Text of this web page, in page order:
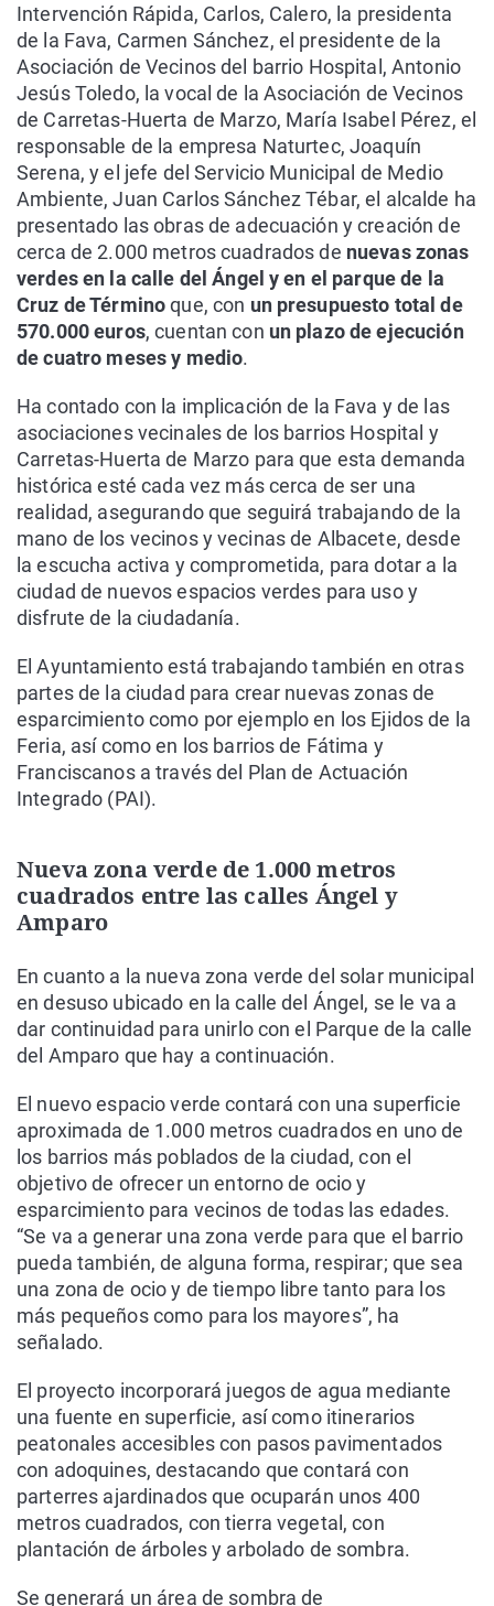
Intervención Rápida, Carlos, Calero, la presidenta
de la Fava, Carmen Sánchez, el presidente de la
Asociación de Vecinos del barrio Hospital, Antonio
Jesús Toledo, la vocal de la Asociación de Vecinos
de Carretas-Huerta de Marzo, María Isabel Pérez, el
responsable de la empresa Naturtec, Joaquín
Serena, y el jefe del Servicio Municipal de Medio
Ambiente, Juan Carlos Sánchez Tébar, el alcalde ha
presentado las obras de adecuación y creación de
cerca de 2.000 metros cuadrados de nuevas zonas
verdes en la calle del Ángel y en el parque de la
Cruz de Términoque, con un presupuesto total de
570.000 euros, cuentan con un plazo de ejecución
de cuatro meses y medio.
Ha contado con la implicación de la Fava y de las
asociaciones vecinales de los barrios Hospital y
Carretas-Huerta de Marzo para que esta demanda
histórica esté cada vez más cerca de ser una
realidad, asegurando que seguirá trabajando de la
mano de los vecinos y vecinas de Albacete, desde
la escucha activa y comprometida, para dotar a la
ciudad de nuevos espacios verdes para uso y
disfrute de la ciudadanía.
El Ayuntamiento está trabajando también en otras
partes de la ciudad para crear nuevas zonas de
esparcimiento como por ejemplo en los Ejidos de la
Feria, así como en los barrios de Fátima y
Franciscanos a través del Plan de Actuación
Integrado (PAI).
Nueva zona verde de 1.000 metros
cuadrados entre las calles Ángel y
Amparo
En cuanto a la nueva zona verde del solar municipal
en desuso ubicado en la calle del Ángel, se le va a
dar continuidad para unirlo con el Parque de la calle
del Amparo que hay a continuación.
El nuevo espacio verde contará con una superficie
aproximada de 1.000 metros cuadrados en uno de
los barrios más poblados de la ciudad, con el
objetivo de ofrecer un entorno de ocio y
esparcimiento para vecinos de todas las edades.
“Se va a generar una zona verde para que el barrio
pueda también, de alguna forma, respirar; que sea
una zona de ocio y de tiempo libre tanto para los
más pequeños como para los mayores”, ha
señalado.
El proyecto incorporará juegos de agua mediante
una fuente en superficie, así como itinerarios
peatonales accesibles con pasos pavimentados
con adoquines, destacando que contará con
parterres ajardinados que ocuparán unos 400
metros cuadrados, con tierra vegetal, con
plantación de árboles y arbolado de sombra.
Se generará un área de sombra de